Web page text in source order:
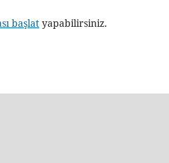
başlat yapabilirsiniz.